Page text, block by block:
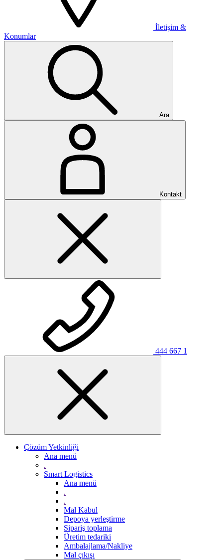
İletişim &
Konumlar
Ara
Kontakt
444 667 1
Çözüm Yetkinliği
Ana menü
.
Smart Logistics
Ana menü
.
.
Mal Kabul
Depoya yerleştirme
Sipariş toplama
Üretim tedariki
Ambalajlama/Nakliye
Mal çıkışı